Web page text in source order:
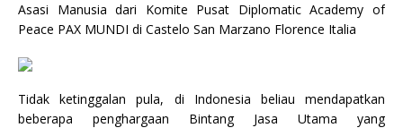
Asasi Manusia dari Komite Pusat Diplomatic Academy of
Peace PAX MUNDI di Castelo San Marzano Florence Italia
Tidak ketinggalan pula, di Indonesia beliau mendapatkan
beberapa penghargaan Bintang Jasa Utama yang